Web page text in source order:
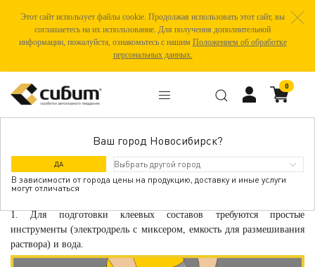
Этот сайт использует файлы cookie. Продолжая использовать этот сайт, вы
соглашаетесь на их использование. Для получения дополнительной
информации, пожалуйста, ознакомьтесь с нашим Положением об обработке
персональных данных.
Ваш город Новосибирск?
ДА
В зависимости от города цены на продукцию, доставку и иные услуги
могут отличаться
0
ПОДГОТОВКА КЛЕЕВОГО СОСТАВА
1. Для подготовки клеевых составов требуются простые
инструменты (электродрель с миксером, емкость для размешивания
раствора) и вода.